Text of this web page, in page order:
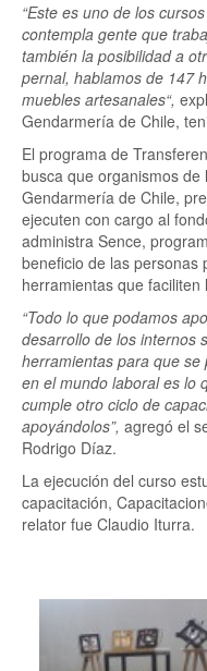
“Este es uno de los
contempla gente que
también la posibilidad a
pernal, hablamos de 147
muebles artesanales“,
Gendarmería de Chile,
El programa de
busca que organismos
Gendarmería de Chile,
ejecuten con cargo al
administra Sence,
beneficio de las personas
herramientas que
“Todo lo que podamos
desarrollo de los internos
herramientas para que
en el mundo laboral es lo
cumple otro ciclo de
apoyándolos”, agregó el
Rodrigo Díaz.
La ejecución del curso
capacitación,
relator fue Claudio Iturra.